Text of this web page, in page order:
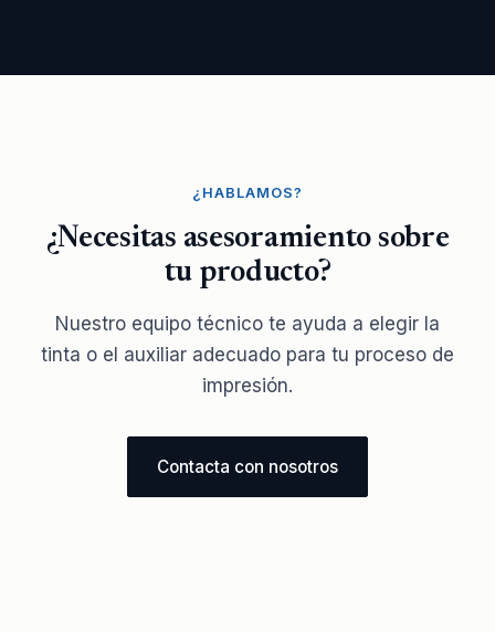
¿HABLAMOS?
¿Necesitas asesoramiento sobre
tu producto?
Nuestro equipo técnico te ayuda a elegir la
tinta o el auxiliar adecuado para tu proceso de
impresión.
Contacta con nosotros